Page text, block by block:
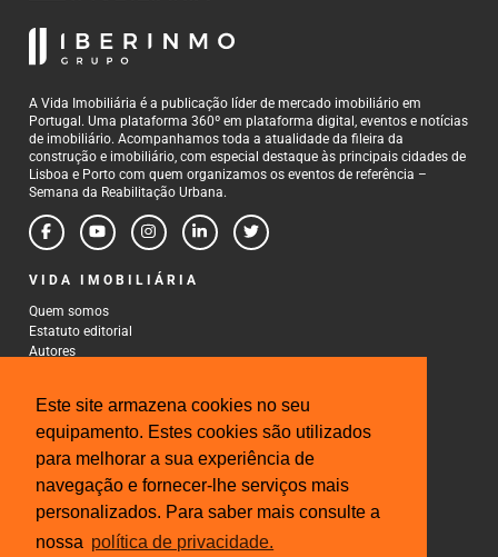
Este site armazena cookies no seu
equipamento. Estes cookies são utilizados
para melhorar a sua experiência de
navegação e fornecer-lhe serviços mais
personalizados. Para saber mais consulte a
nossa política de privacidade.
A Vida Imobiliária é a publicação líder de mercado imobiliário em
Portugal. Uma plataforma 360º em plataforma digital, eventos e notícias
de imobiliário. Acompanhamos toda a atualidade da fileira da
construção e imobiliário, com especial destaque às principais cidades de
Lisboa e Porto com quem organizamos os eventos de referência –
Semana da Reabilitação Urbana.
VIDA IMOBILIÁRIA
Quem somos
Estatuto editorial
Autores
CONTACTOS
Rua Gonçalo Cristovão, 185 - 6º
4000-269 Porto
Tel: 222 085 009
Fax: 222 085 010
Email: gestao@iberinmo.com